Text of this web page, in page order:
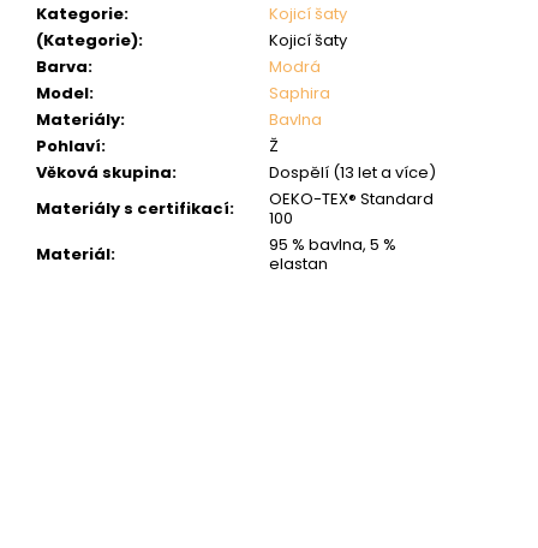
Kategorie:
Kojicí šaty
(Kategorie):
Kojicí šaty
Barva:
Modrá
Model:
Saphira
Materiály:
Bavlna
Pohlaví:
Ž
Věková skupina:
Dospělí (13 let a více)
Materiály s certifikací:
OEKO-TEX® Standard
100
Materiál:
95 % bavlna, 5 %
elastan